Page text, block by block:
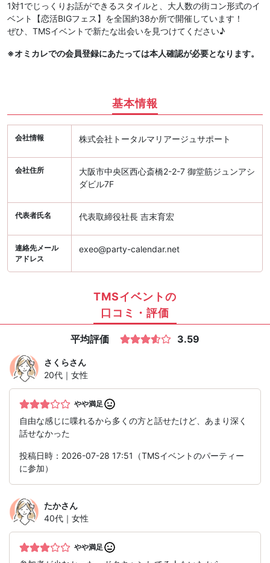
1対1でじっくりお話ができるスタイルと、大人数の街コン形式のイ
ベント【恋活BIGフェス】を全国約38か所で開催しています！
ぜひ、TMSイベントで新たな出会いを見つけてください♪
※オミカレでの会員登録にあたっては本人確認が必要となります。
基本情報
会社情報 株式会社トータルマリアージュサポート
会社住所
大阪市中央区西心斎橋2-2-7 御堂筋ジュンアシ
ダビル7F
代表者氏名 代表取締役社長 吉末育宏
連絡先メール
アドレス
exeo@party-calendar.net
TMSイベントの
口コミ・評価
平均評価 3.59
さくらさん
20代｜女性
やや満足
自由な感じに喋れるから多くの方と話せたけど、あまり深く
話せなかった
投稿日時：2026-07-28 17:51（TMSイベントのパーティー
に参加）
たかさん
40代｜女性
やや満足